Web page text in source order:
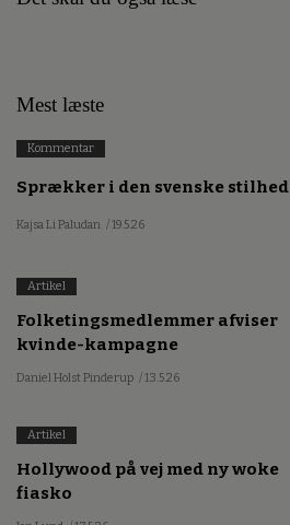
Mest læste
Kommentar
Sprækker i den svenske stilhed
Kajsa Li Paludan / 19.5.26
Artikel
Folketingsmedlemmer afviser
kvinde-kampagne
Daniel Holst Pinderup / 13.5.26
Artikel
Hollywood på vej med ny woke
fiasko